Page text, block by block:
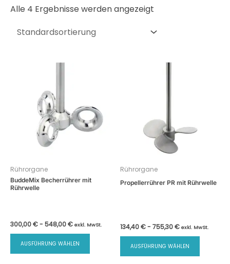
Alle 4 Ergebnisse werden angezeigt
Rührorgane
BuddeMix Becherrührer mit
Rührwelle
300,00€- 548,00€ exkl. MwSt.
AUSFÜHRUNG WÄHLEN
Rührorgane
Propellerrührer PR mit Rührwelle
134,40€- 755,30€ exkl. MwSt.
AUSFÜHRUNG WÄHLEN